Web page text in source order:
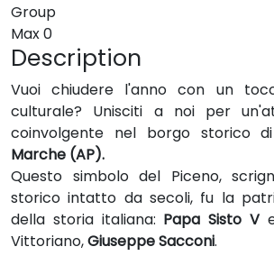
Group
Max0
Description
Vuoi chiudere l'anno con un
culturale? Unisciti a noi per
coinvolgente nel borgo storico di
Marche (AP).
Questo simbolo del Piceno,
storico intatto da secoli, fu la
della storia italiana: Papa Sisto Ve
Vittoriano,Giuseppe Sacconi.